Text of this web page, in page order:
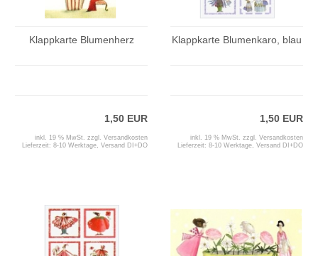
Klappkarte Blumenherz
1,50 EUR
inkl. 19 % MwSt. zzgl. Versandkosten
Lieferzeit: 8-10 Werktage, Versand DI+DO
Klappkarte Blumenkaro, blau
1,50 EUR
inkl. 19 % MwSt. zzgl. Versandkosten
Lieferzeit: 8-10 Werktage, Versand DI+DO